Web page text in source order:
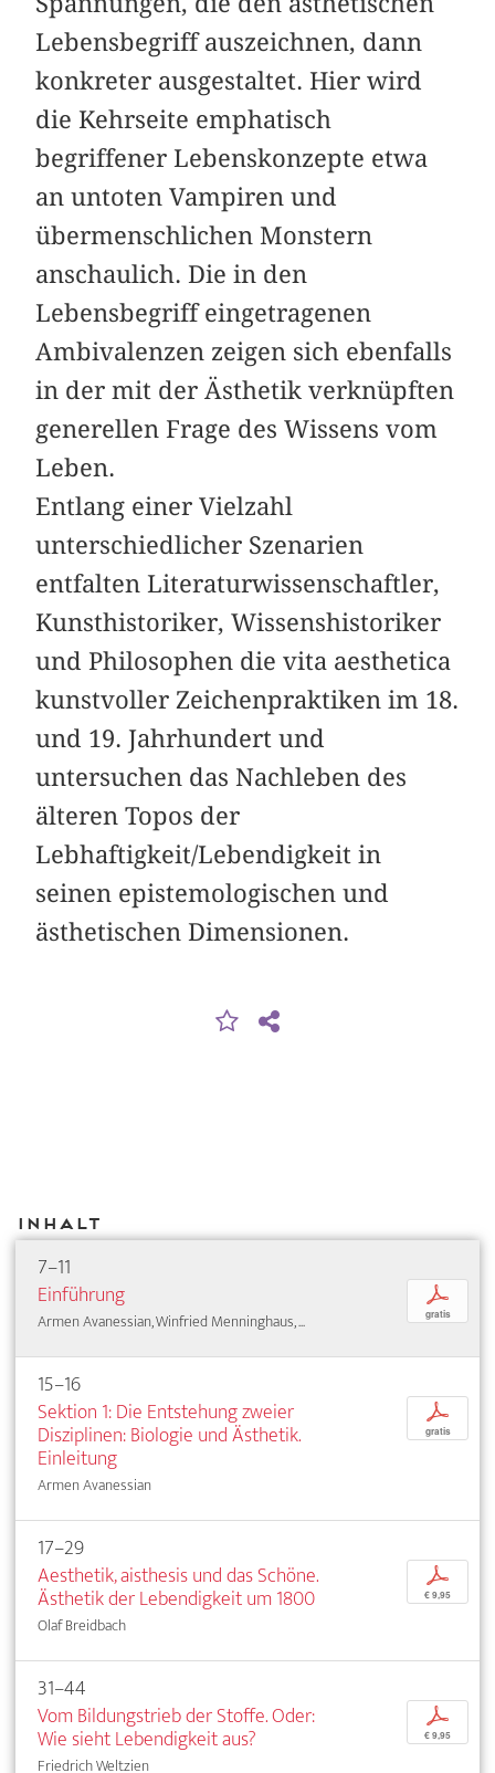
Lebensbegriff auszeichnen, dann
konkreter ausgestaltet. Hier wird
die Kehrseite emphatisch
begriffener Lebenskonzepte etwa
an untoten Vampiren und
übermenschlichen Monstern
anschaulich. Die in den
Lebensbegriff eingetragenen
Ambivalenzen zeigen sich ebenfalls
in der mit der Ästhetik verknüpften
generellen Frage des Wissens vom
Leben.
Entlang einer Vielzahl
unterschiedlicher Szenarien
entfalten Literaturwissenschaftler,
Kunsthistoriker, Wissenshistoriker
und Philosophen die vita aesthetica
kunstvoller Zeichenpraktiken im 18.
und 19. Jahrhundert und
untersuchen das Nachleben des
älteren Topos der
Lebhaftigkeit/Lebendigkeit in
seinen epistemologischen und
ästhetischen Dimensionen.
Inhalt
7–11
Einführung
Armen Avanessian, Winfried Menninghaus, ...
p
gratis
15–16
Sektion 1: Die Entstehung zweier
Disziplinen: Biologie und Ästhetik.
Einleitung
Armen Avanessian
p
gratis
17–29
Aesthetik, aisthesis und das Schöne.
Ästhetik der Lebendigkeit um 1800
Olaf Breidbach
p
€ 9,95
31–44
Vom Bildungstrieb der Stoffe. Oder:
Wie sieht Lebendigkeit aus?
Friedrich Weltzien
p
€ 9,95